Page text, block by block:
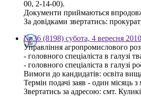
00, 2-14-00).
Документи приймаються
За довідками звертатись:
№ 36 (8198) субота, 4 вересня
Управління агропромислового
- головного спеціаліста в галузі
- головного спеціаліста в галузі
Вимоги до кандидатів: освіта
Термін подачі заяв - один місяць
Звертатись за адресою: смт.